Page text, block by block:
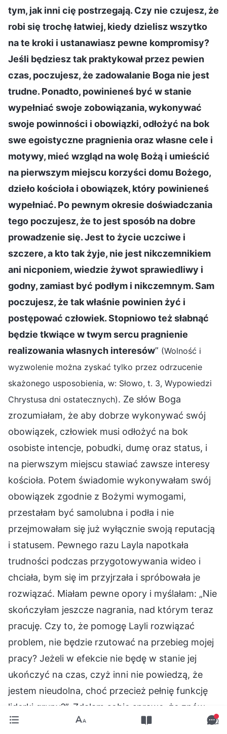
tym, jak inni cię postrzegają. Czy nie czujesz, że
robi się trochę łatwiej, kiedy dzielisz wszytko
na te kroki i ustanawiasz pewne kompromisy?
Jeśli będziesz tak praktykował przez pewien
czas, poczujesz, że zadowalanie Boga nie jest
trudne. Ponadto, powinieneś być w stanie
wypełniać swoje zobowiązania, wykonywać
swoje powinności i obowiązki, odłożyć na bok
swe egoistyczne pragnienia oraz własne cele i
motywy, mieć wzgląd na wolę Bożą i umieścić
na pierwszym miejscu korzyści domu Bożego,
dzieło kościoła i obowiązek, który powinieneś
wypełniać. Po pewnym okresie doświadczania
tego poczujesz, że to jest sposób na dobre
prowadzenie się. Jest to życie uczciwe i
szczere, a kto tak żyje, nie jest nikczemnikiem
ani nicponiem, wiedzie żywot sprawiedliwy i
godny, zamiast być podłym i nikczemnym. Sam
poczujesz, że tak właśnie powinien żyć i
postępować człowiek. Stopniowo też słabnąć
będzie tkwiące w twym sercu pragnienie
realizowania własnych interesów” (Wolność i
wyzwolenie można zyskać tylko przez odrzucenie
skażonego usposobienia, w: Słowo, t. 3, Wypowiedzi
Chrystusa dni ostatecznych). Ze słów Boga
zrozumiałam, że aby dobrze wykonywać swój
obowiązek, człowiek musi odłożyć na bok
osobiste intencje, pobudki, dumę oraz status, i
na pierwszym miejscu stawiać zawsze interesy
kościoła. Potem świadomie wykonywałam swój
obowiązek zgodnie z Bożymi wymogami,
przestałam być samolubna i podła i nie
przejmowałam się już wyłącznie swoją reputacją
i statusem. Pewnego razu Layla napotkała
trudności podczas przygotowywania wideo i
chciała, bym się im przyjrzała i spróbowała je
rozwiązać. Miałam pewne opory i myślałam: „Nie
skończyłam jeszcze nagrania, nad którym teraz
pracuję. Czy to, że pomogę Layli rozwiązać
problem, nie będzie rzutować na przebieg mojej
pracy? Jeżeli w efekcie nie będę w stanie jej
ukończyć na czas, czyż inni nie powiedzą, że
jestem nieudolna, choć przecież pełnię funkcję
liderki grupy?”. Zdałam sobie sprawę, że znów
kieruję się swoim skażonym usposobieniem.